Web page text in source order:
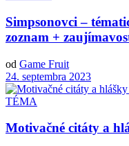
Simpsonovci –
zoznam +
od Game Fruit
24. septembra 2023
TÉMA
Motivačné citáty a